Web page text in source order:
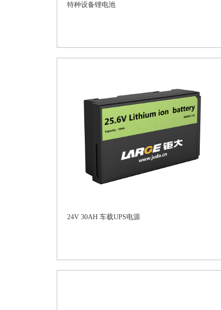
特种设备锂电池
24V 30AH 车载UPS电源